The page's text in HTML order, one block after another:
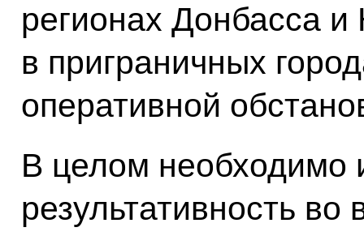
регионах Донбасса
в приграничных
оперативной
В целом необходимо
результативность во